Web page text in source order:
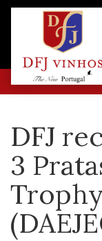
DFJ
3